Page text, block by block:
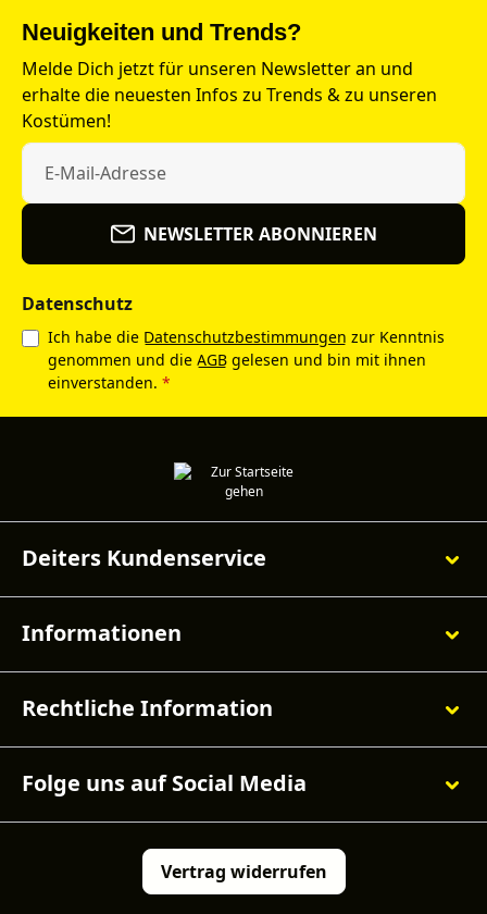
Neuigkeiten und Trends?
Melde Dich jetzt für unseren Newsletter an und
erhalte die neuesten Infos zu Trends & zu unseren
Kostümen!
NEWSLETTER ABONNIEREN
Datenschutz
Ich habe die Datenschutzbestimmungen zur Kenntnis
genommen und die AGB gelesen und bin mit ihnen
einverstanden. *
Deiters Kundenservice
Informationen
Rechtliche Information
Folge uns auf Social Media
Vertrag widerrufen